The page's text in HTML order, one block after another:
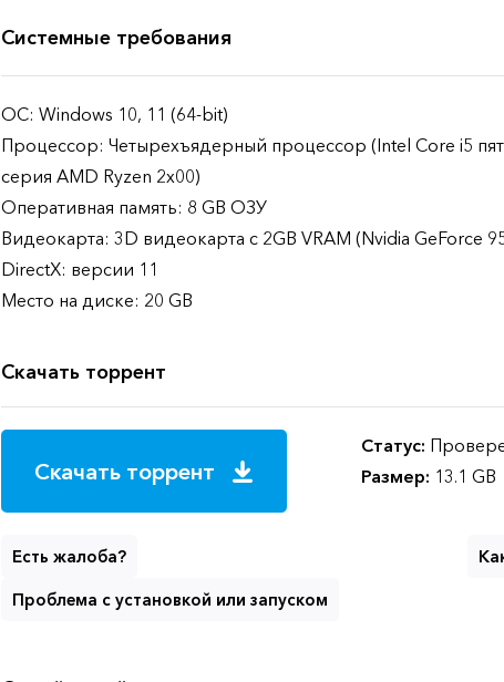
Системные требования
ОС: Windows 10, 11 (64-bit)
Процессор: Четырехъядерный процессор (Intel Core i5
серия AMD Ryzen 2x00)
Оперативная память: 8 GB ОЗУ
Видеокарта: 3D видеокарта с 2GB VRAM (Nvidia GeForce
DirectX: версии 11
Место на диске: 20 GB
Скачать торрент
Скачать торрент
Статус:
Размер: 13.1 GB
Есть жалоба?
Проблема с установкой или запуском